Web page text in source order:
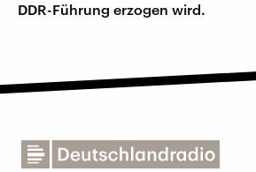
DDR-Führung erzogen wird.